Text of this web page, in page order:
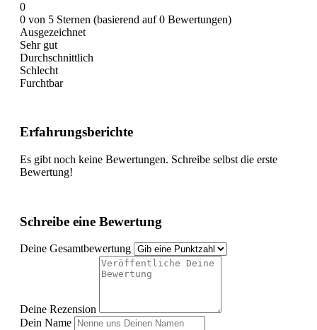
0
0 von 5 Sternen (basierend auf 0 Bewertungen)
Ausgezeichnet
Sehr gut
Durchschnittlich
Schlecht
Furchtbar
Erfahrungsberichte
Es gibt noch keine Bewertungen. Schreibe selbst die erste
Bewertung!
Schreibe eine Bewertung
Deine Gesamtbewertung
Deine Rezension
Dein Name